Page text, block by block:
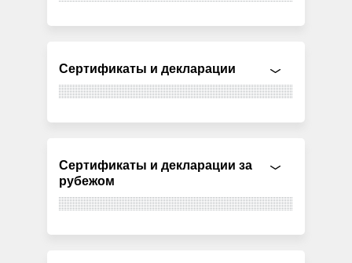
Сертификаты и декларации
Сертификаты и декларации за
рубежом